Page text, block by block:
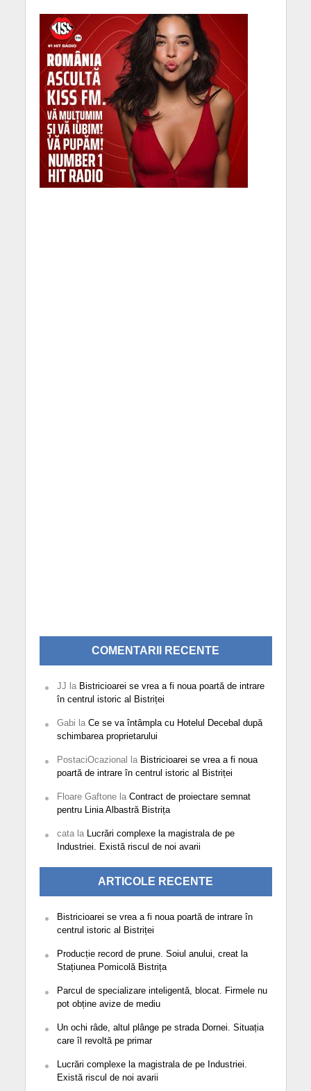
COMENTARII RECENTE
JJ la Bistricioarei se vrea a fi noua poartă de intrare
în centrul istoric al Bistriței
Gabi la Ce se va întâmpla cu Hotelul Decebal după
schimbarea proprietarului
PostaciOcazional la Bistricioarei se vrea a fi noua
poartă de intrare în centrul istoric al Bistriței
Floare Gaftonela Contract de proiectare semnat
pentru Linia Albastră Bistrița
catala
Lucrări complexe la magistrala de pe
Industriei. Există riscul de noi avarii
ARTICOLE RECENTE
Bistricioarei se vrea a fi noua poartă de intrare în
centrul istoric al Bistriței
Producție record de prune. Soiul anului, creat la
Stațiunea Pomicolă Bistrița
Parcul de specializare inteligentă, blocat. Firmele nu
pot obține avize de mediu
Un ochi râde, altul plânge pe strada Dornei. Situația
care îl revoltă pe primar
Lucrări complexe la magistrala de pe Industriei.
Există riscul de noi avarii